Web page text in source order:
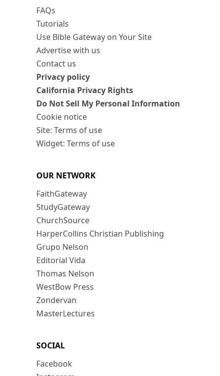
FAQs
Tutorials
Use Bible Gateway on Your Site
Advertise with us
Contact us
Privacy policy
California Privacy Rights
Do Not Sell My Personal Information
Cookie notice
Site: Terms of use
Widget: Terms of use
OUR NETWORK
FaithGateway
StudyGateway
ChurchSource
HarperCollins Christian Publishing
Grupo Nelson
Editorial Vida
Thomas Nelson
WestBow Press
Zondervan
MasterLectures
SOCIAL
Facebook